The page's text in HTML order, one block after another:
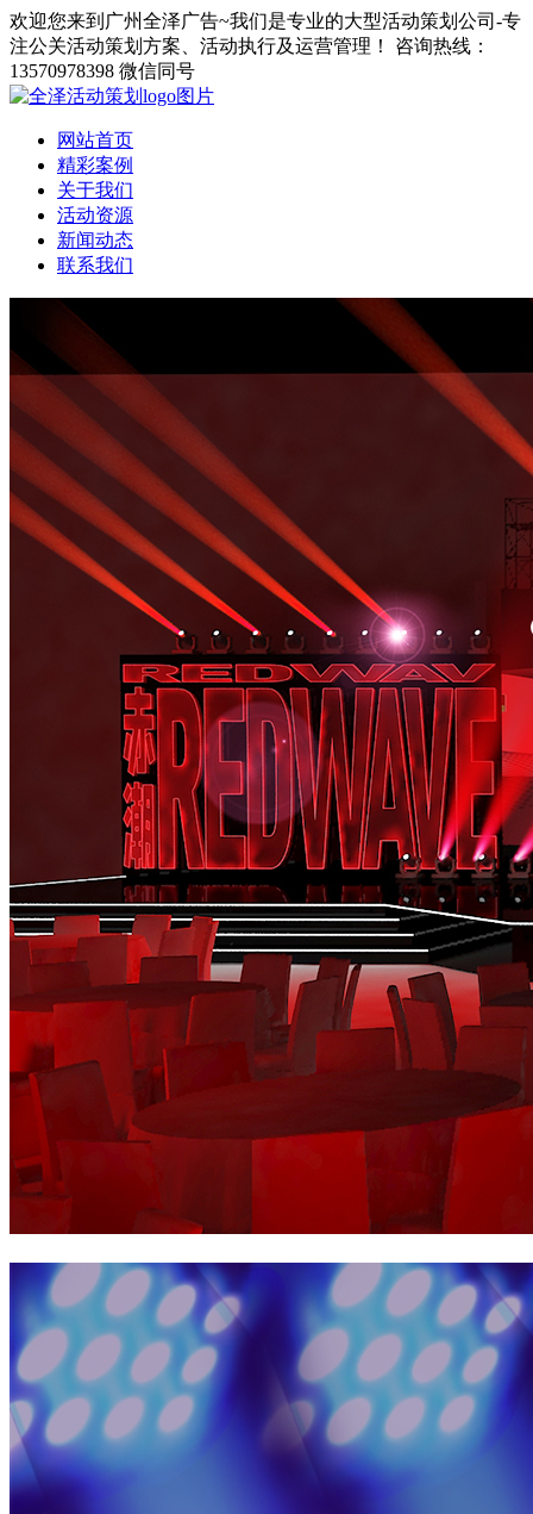
欢迎您来到广州全泽广告~我们是专业的大型活动策划公司-专
注公关活动策划方案、活动执行及运营管理！
咨询热线：
13570978398 微信同号
网站首页
精彩案例
关于我们
活动资源
新闻动态
联系我们